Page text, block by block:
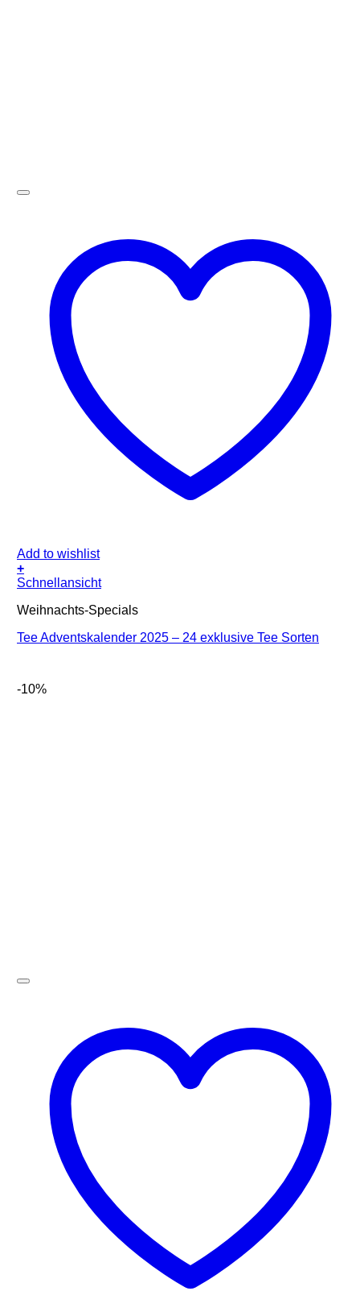
Add to wishlist
+
Schnellansicht
Weihnachts-Specials
Tee Adventskalender 2025 – 24 exklusive Tee Sorten
-10%